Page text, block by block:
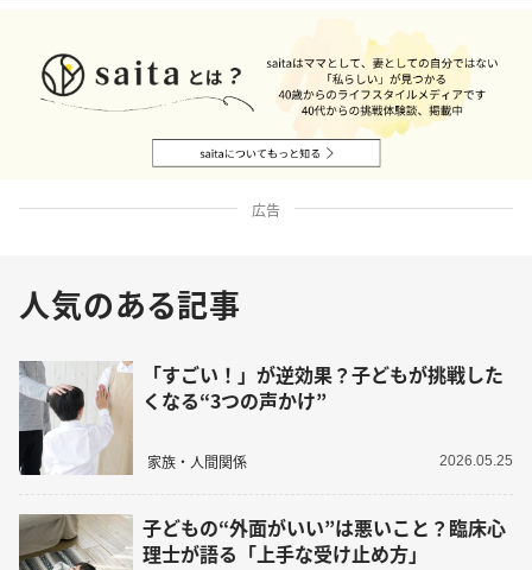
広告
人気のある記事
「すごい！」が逆効果？子どもが挑戦した
くなる“3つの声かけ”
家族・人間関係 2026.05.25
子どもの“外面がいい”は悪いこと？臨床心
理士が語る「上手な受け止め方」